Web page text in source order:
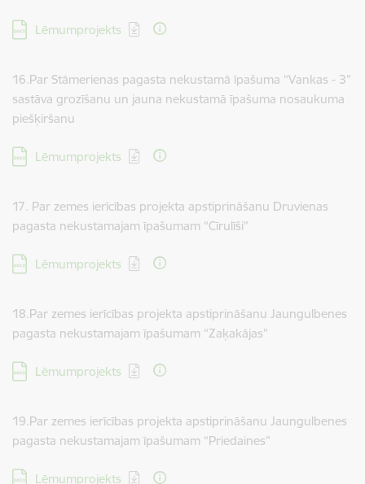
Lejupielādēt:
Lēmumprojekts
16.Par Stāmerienas pagasta nekustamā īpašuma “Vankas - 3”
sastāva grozīšanu un jauna nekustamā īpašuma nosaukuma
piešķiršanu
Lejupielādēt:
Lēmumprojekts
17. Par zemes ierīcības projekta apstiprināšanu Druvienas
pagasta nekustamajam īpašumam “Cīrulīši”
Lejupielādēt:
Lēmumprojekts
18.Par zemes ierīcības projekta apstiprināšanu Jaungulbenes
pagasta nekustamajam īpašumam “Zaķakājas”
Lejupielādēt:
Lēmumprojekts
19.Par zemes ierīcības projekta apstiprināšanu Jaungulbenes
pagasta nekustamajam īpašumam “Priedaines”
Lejupielādēt:
Lēmumprojekts